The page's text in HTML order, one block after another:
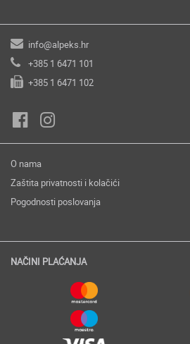
info@alpeks.hr
+385 1 6471 101
+385 1 6471 102
O nama
Zaštita privatnosti i kolačići
Pogodnosti poslovanja
NAČINI PLAĆANJA